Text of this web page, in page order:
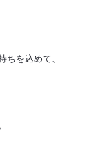
ちを込めて、